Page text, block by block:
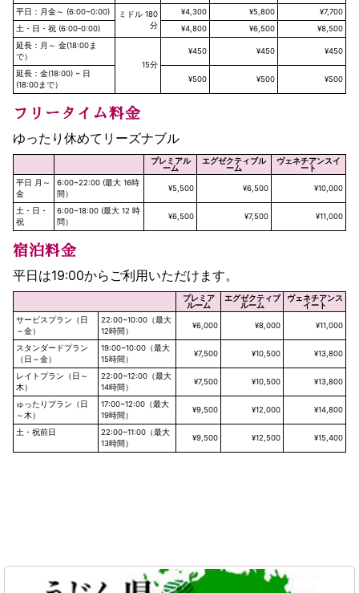
平日：月金～ (6:00~0:00)
ミドル 180
分
¥4,300 ¥5,800
¥7,700
土・日・祝 (6:00-0:00)
¥4,800 ¥6,500
¥8,500
延長：月～ 金(18:00ま
で）
15分
¥450 ¥450 ¥450
延長：金(18:00) ~ 日
(18:00まで）
¥500 ¥500 ¥500
フリータイム料金
ゆったり休めてリーズナブル
プレミアル
ーム
エグゼクティブル
ーム
ヴェネチアンスイ
ート
平日 月～
金
6:00~22:00 (最大 16時
間）
¥5,500 ¥6,500 ¥10,000
土・日・
祝
6:00~18:00 (最大 12 時
問）
¥6,500 ¥7,500 ¥11,000
宿泊料金
平日は19:00からご利用いただけます。
プレミア
ルーム
エグゼクティブ
ルーム
ヴェネチアンス
イート
サービスプラン（日
～金）
22:00~10:00（最大
12時間）
¥6,000 ¥8,000 ¥11,000
スタンダードプラン
（日～金）
19:00~10:00（最大
15時間）
¥7,500 ¥10,500 ¥13,800
レイトプラン（日～
木）
22:00~12:00（最大
14時間）
¥7,500 ¥10,500 ¥13,800
ゅったりプラン（日
～木）
17:00~12:00（最大
19時間）
¥9,500 ¥12,000 ¥14,800
土・祝前日
22:00~11:00（最大
13時間）
¥9,500 ¥12,500 ¥15,400